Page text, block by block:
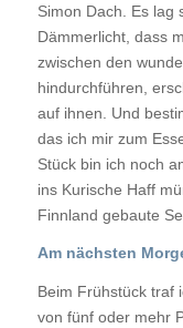
Simon Dach. Es lag
Dämmerlicht, dass
zwischen den
hindurchführen,
auf ihnen. Und
das ich mir zum
Stück bin ich noch
ins Kurische Haff
Finnland gebaute
Am nächsten
Beim Frühstück traf
von fünf oder mehr